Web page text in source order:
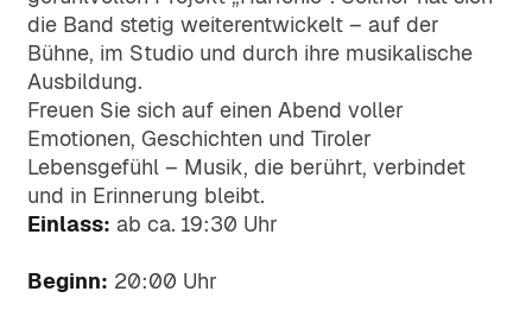
die Band stetig weiterentwickelt – auf der
Bühne, im Studio und durch ihre musikalische
Ausbildung.
Freuen Sie sich auf einen Abend voller
Emotionen, Geschichten und Tiroler
Lebensgefühl – Musik, die berührt, verbindet
und in Erinnerung bleibt.
Einlass: ab ca. 19:30 Uhr
Beginn: 20:00 Uhr